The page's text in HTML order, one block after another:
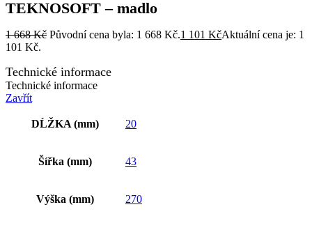
TEKNOSOFT – madlo
1 668Kč Původní cena byla: 1 668 Kč.1 101 KčAktuální cena je: 1
101 Kč.
Technické informace
Technické informace
Zavřít
DĹŽKA (mm) 20
Šířka (mm) 43
Výška (mm) 270